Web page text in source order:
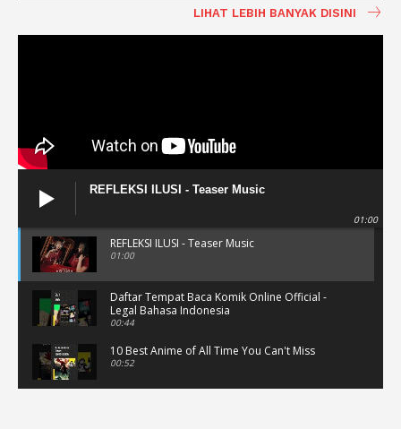
LIHAT LEBIH BANYAK DISINI
REFLEKSI ILUSI - Teaser Music
01:00
REFLEKSI ILUSI - Teaser Music
01:00
Daftar Tempat Baca Komik Online Official -
Legal Bahasa Indonesia
00:44
10 Best Anime of All Time You Can't Miss
00:52